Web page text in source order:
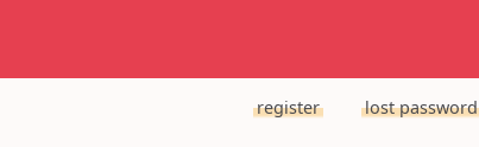
register lost password